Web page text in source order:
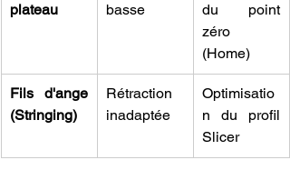
plateau
basse
du point
zéro
(Home)
Fils d'ange
(Stringing)
Rétraction
inadaptée
Optimisatio
n du profil
Slicer